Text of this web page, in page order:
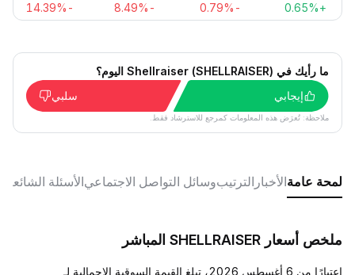
+0.65%
-0.79%
-8.49%
-14.39%
ما رأيك في Shellraiser (SHELLRAISER) اليوم؟
إيجابي
سلبي
ملاحظة: تُعرَض هذه المعلومات كمرجع للاسترشاد فقط.
لمحة عامةالأخبار الترتيبوسائل التواصل الاجتماعيالأسئلة الشائعة
ملخص أسعار SHELLRAISER المباشر
اعتبارًا من 6 أغسطس 2026، تبلغ القيمة السوقية الإجمالية لـ